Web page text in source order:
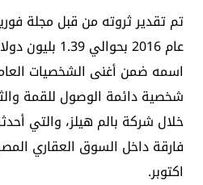
تم تقدير ثروته من قبل مجلة
عام 2016
اسمه ضمن أغنى الشخصيات
شخصية دائمة الوصول للقمة
خلال شركة بالم هيلز، والتي
فارقة داخل السوق العقاري
اكتوبر.